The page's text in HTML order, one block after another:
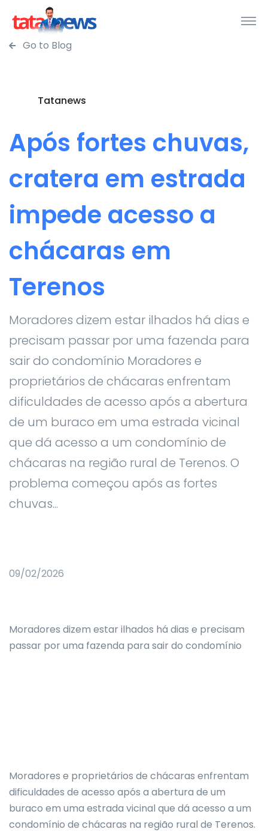
Go to Blog
Tatanews
Após fortes chuvas,
cratera em estrada
impede acesso a
chácaras em
Terenos
Moradores dizem estar ilhados há dias e
precisam passar por uma fazenda para
sair do condomínio Moradores e
proprietários de chácaras enfrentam
dificuldades de acesso após a abertura
de um buraco em uma estrada vicinal
que dá acesso a um condomínio de
chácaras na região rural de Terenos. O
problema começou após as fortes
chuvas...
09/02/2026
Moradores dizem estar ilhados há dias e precisam
passar por uma fazenda para sair do condomínio
Moradores e proprietários de chácaras enfrentam
dificuldades de acesso após a abertura de um
buraco em uma estrada vicinal que dá acesso a um
condomínio de chácaras na região rural de Terenos.